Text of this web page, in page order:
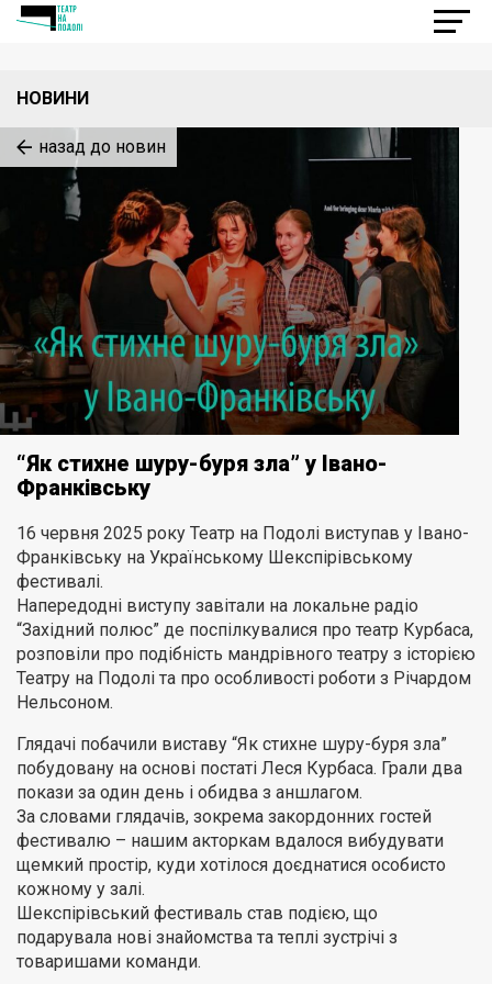
НОВИНИ
назад до новин
“Як стихне шуру-буря зла” у Івано-
Франківську
16 червня 2025 року Театр на Подолі виступав у Івано-
Франківську на Українському Шекспірівському
фестивалі.
Напередодні виступу завітали на локальне радіо
“Західний полюс” де поспілкувалися про театр Курбаса,
розповіли про подібність мандрівного театру з історією
Театру на Подолі та про особливості роботи з Річардом
Нельсоном.
Глядачі побачили виставу “Як стихне шуру-буря зла”
побудовану на основі постаті Леся Курбаса. Грали два
покази за один день і обидва з аншлагом.
За словами глядачів, зокрема закордонних гостей
фестивалю – нашим акторкам вдалося вибудувати
щемкий простір, куди хотілося доєднатися особисто
кожному у залі.
Шекспірівський фестиваль став подією, що
подарувала нові знайомства та теплі зустрічі з
товаришами команди.